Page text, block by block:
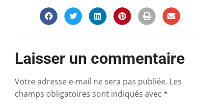
Laisser un commentaire
Votre adresse e-mail ne sera pas publiée. Les
champs obligatoires sont indiqués avec *